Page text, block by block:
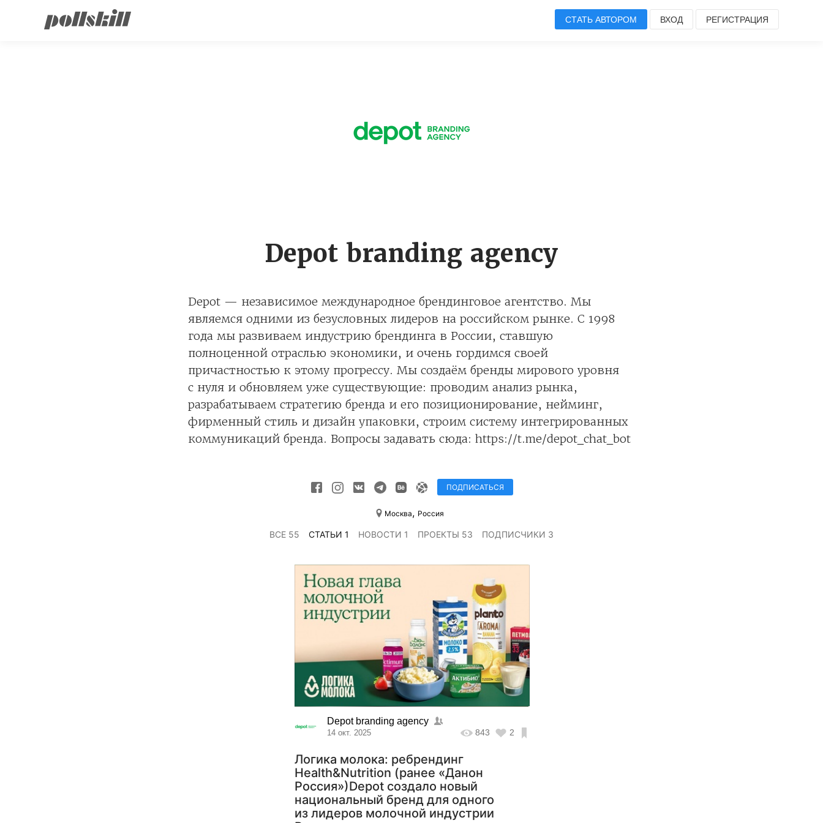
СТАТЬ АВТОРОМ ВХОД РЕГИСТРАЦИЯ
Depot branding agency
Depot — независимое международное брендинговое агентство. Мы
являемся одними из безусловных лидеров на российском рынке. С 1998
года мы развиваем индустрию брендинга в России, ставшую
полноценной отраслью экономики, и очень гордимся своей
причастностью к этому прогрессу. Мы создаём бренды мирового уровня
с нуля и обновляем уже существующие: проводим анализ рынка,
разрабатываем стратегию бренда и его позиционирование, нейминг,
фирменный стиль и дизайн упаковки, строим систему интегрированных
коммуникаций бренда. Вопросы задавать сюда: https://t.me/depot_chat_bot
ПОДПИСАТЬСЯ
Москва, Россия
ВСЕ 55 СТАТЬИ 1 НОВОСТИ 1 ПРОЕКТЫ 53 ПОДПИСЧИКИ 3
Depot branding agency
14 окт. 2025 843 2
Логика молока: ребрендинг
Health&Nutrition (ранее «Данон
Россия»)Depot создало новый
национальный бренд для одного
из лидеров молочной индустрии